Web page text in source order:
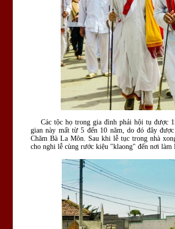
Các tộc họ trong gia đình phải hội tụ được
gian này mất từ 5 đến 10 năm, do đó đây
Chăm Bà La Môn. Sau khi lễ tục trong nhà
cho nghi lễ cùng rước kiệu "klaong" đến nơi làm